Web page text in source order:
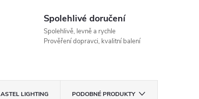
Spolehlivé doručení
Spolehlivě, levně a rychle
Prověření dopravci, kvalitní balení
ASTEL LIGHTING PODOBNÉ PRODUKTY